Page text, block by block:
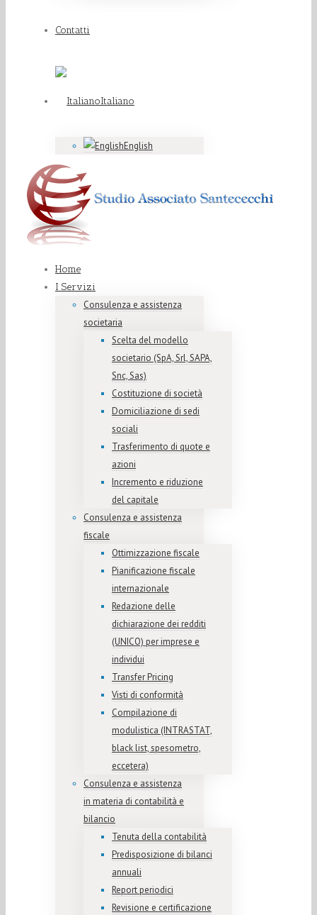
Contatti
Italiano
English
Home
I Servizi
Consulenza e assistenza
societaria
Scelta del modello
societario (SpA, Srl, SAPA,
Snc, Sas)
Costituzione di società
Domiciliazione di sedi
sociali
Trasferimento di quote e
azioni
Incremento e riduzione
del capitale
Consulenza e assistenza
fiscale
Ottimizzazione fiscale
Pianificazione fiscale
internazionale
Redazione delle
dichiarazione dei redditi
(UNICO) per imprese e
individui
Transfer Pricing
Visti di conformità
Compilazione di
modulistica (INTRASTAT,
black list, spesometro,
eccetera)
Consulenza e assistenza
in materia di contabilità e
bilancio
Tenuta della contabilità
Predisposizione di bilanci
annuali
Report periodici
Revisione e certificazione